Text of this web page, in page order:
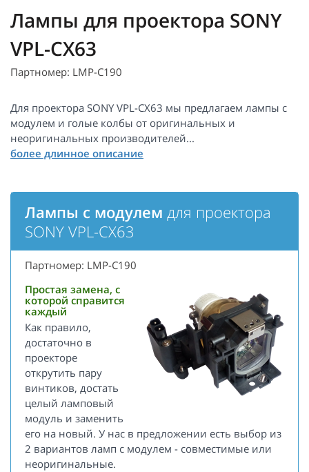
Лампы для проектора SONY
VPL-CX63
Партномер: LMP-C190
Для проектора SONY VPL-CX63 мы предлагаем лампы с
модулем и голые колбы от оригинальных и
неоригинальных производителей...
Лампы с модулем для проектора
SONY VPL-CX63
Партномер: LMP-C190
Простая замена, с
которой справится
каждый
Как правило,
достаточно в
проекторе
открутить пару
винтиков, достать
целый ламповый
модуль и заменить
его на новый. У нас в предложении есть выбор из
2 вариантов ламп с модулем - совместимые или
неоригинальные.